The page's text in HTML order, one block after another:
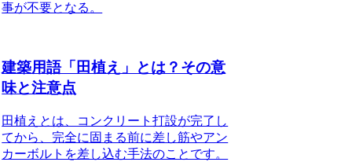
事が不要となる 。
建築用語「田植え」とは？その意
味と注意点
田植えとは、コンクリート打設が完了し
てから、完全に固まる前に差し筋やアン
カーボルトを差し込む手法のことです。